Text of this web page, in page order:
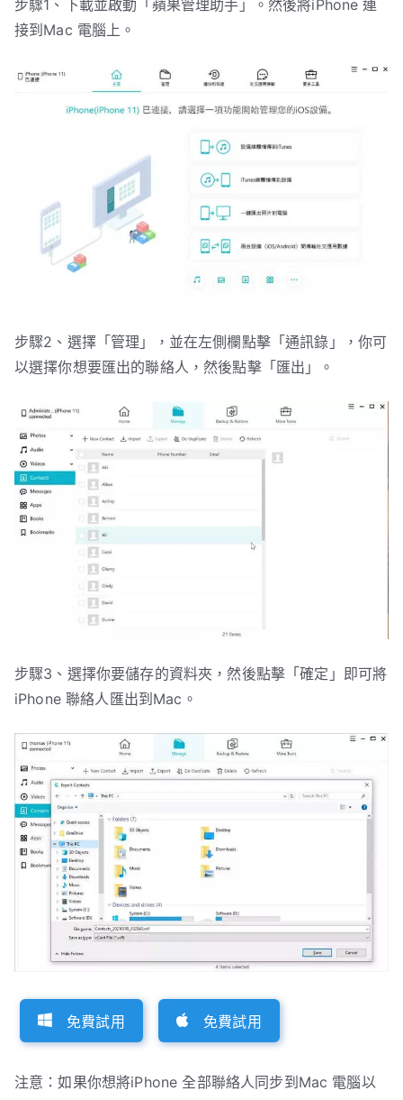
步驟1、下載並啟動「蘋果管理助手」。然後將iPhone 連
接到Mac 電腦上。
步驟2、選擇「管理」，並在左側欄點擊「通訊錄」，你可
以選擇你想要匯出的聯絡人，然後點擊「匯出」。
步驟3、選擇你要儲存的資料夾，然後點擊「確定」即可將
iPhone 聯絡人匯出到Mac。
免費試用 免費試用
注意：如果你想將iPhone 全部聯絡人同步到Mac 電腦以